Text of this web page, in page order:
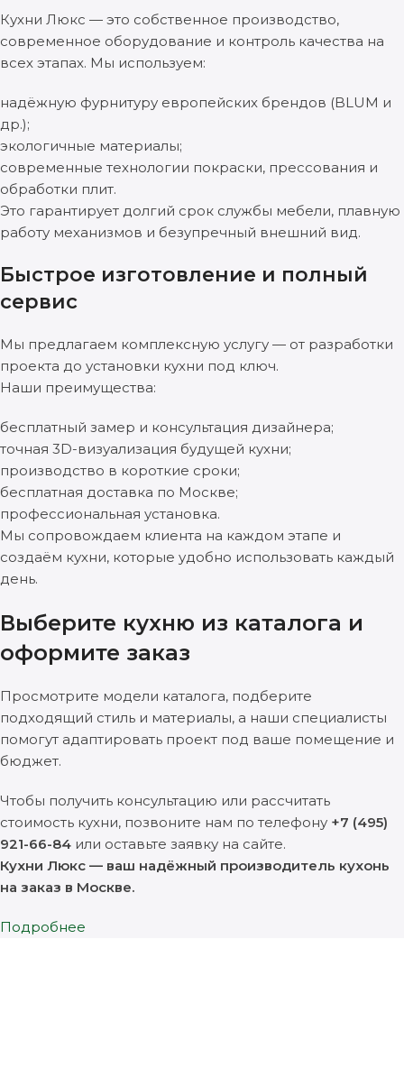
Кухни Люкс — это собственное производство,
современное оборудование и контроль качества на
всех этапах. Мы используем:
надёжную фурнитуру европейских брендов (BLUM и
др.);
экологичные материалы;
современные технологии покраски, прессования и
обработки плит.
Это гарантирует долгий срок службы мебели, плавную
работу механизмов и безупречный внешний вид.
Быстрое изготовление и полный
сервис
Мы предлагаем комплексную услугу — от разработки
проекта до установки кухни под ключ.
Наши преимущества:
бесплатный замер и консультация дизайнера;
точная 3D-визуализация будущей кухни;
производство в короткие сроки;
бесплатная доставка по Москве;
профессиональная установка.
Мы сопровождаем клиента на каждом этапе и
создаём кухни, которые удобно использовать каждый
день.
Выберите кухню из каталога и
оформите заказ
Просмотрите модели каталога, подберите
подходящий стиль и материалы, а наши специалисты
помогут адаптировать проект под ваше помещение и
бюджет.
Чтобы получить консультацию или рассчитать
стоимость кухни, позвоните нам по телефону +7 (495)
921-66-84 или оставьте заявку на сайте.
Кухни Люкс — ваш надёжный производитель кухонь
на заказ в Москве.
Подробнее